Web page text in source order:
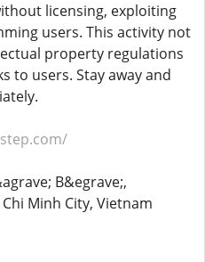
licensing, exploiting
users. This activity not
property regulations
to users. Stay away and
B&egrave;,
Minh City, Vietnam